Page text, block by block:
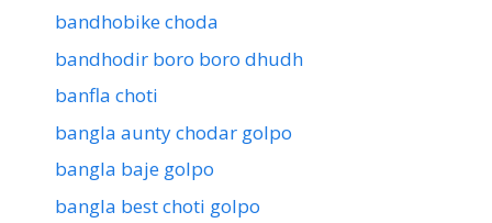
bandhobike choda
bandhodir boro boro dhudh
banfla choti
bangla aunty chodar golpo
bangla baje golpo
bangla best choti golpo